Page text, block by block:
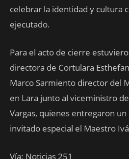
celebrar la identidad y cultura
ejecutado.
Para el acto de cierre
directora de Cortulara
Marco Sarmiento director del
en Lara junto al viceministro
Vargas, quienes entregaron
invitado especial el Maestro
Vía: Noticias 251